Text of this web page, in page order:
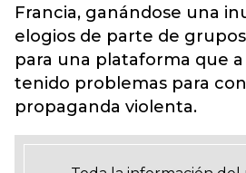
Francia, ganándose una
elogios de parte de
para una plataforma que
tenido problemas para
propaganda violenta.